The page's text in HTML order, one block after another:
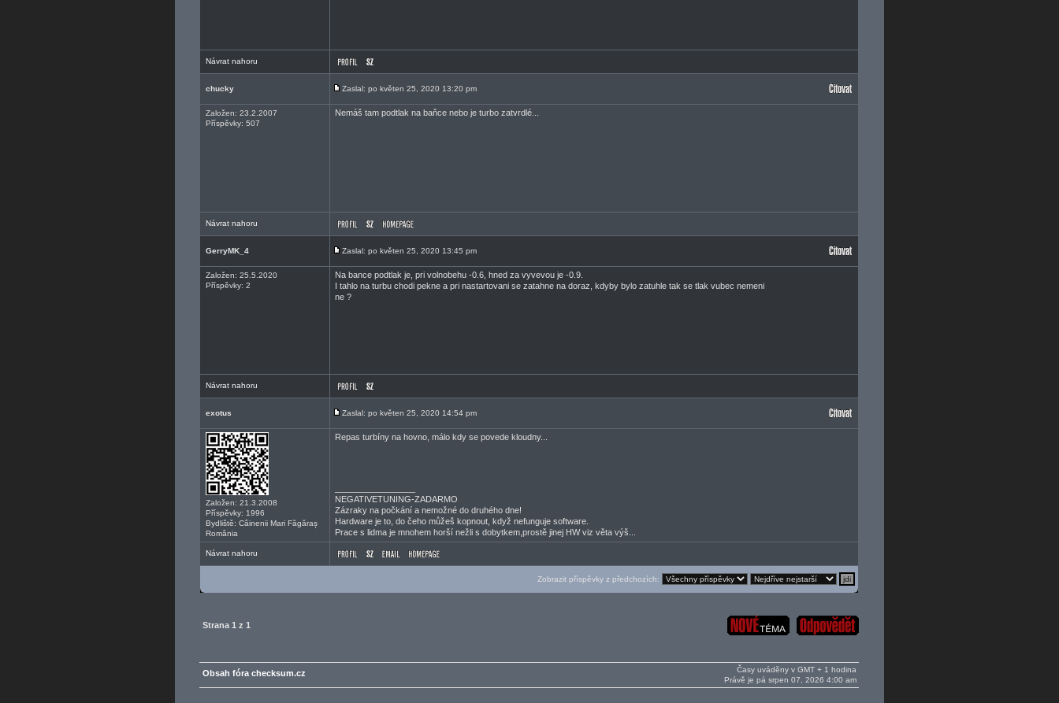
Návrat nahoru
chucky Zaslal: po květen 25, 2020 13:20 pm
Založen: 23.2.2007
Příspěvky: 507
Nemáš tam podtlak na baňce nebo je turbo zatvrdlé...
Návrat nahoru
GerryMK_4 Zaslal: po květen 25, 2020 13:45 pm
Založen: 25.5.2020
Příspěvky: 2
Na bance podtlak je, pri volnobehu -0.6, hned za vyvevou je -0.9.
I tahlo na turbu chodi pekne a pri nastartovani se zatahne na doraz, kdyby bylo zatuhle tak se tlak vubec nemeni
ne ?
Návrat nahoru
exotus Zaslal: po květen 25, 2020 14:54 pm
Založen: 21.3.2008
Příspěvky: 1996
Bydliště: Câinenii Mari Făgăraș
România
Repas turbíny na hovno, málo kdy se povede kloudny...
NEGATIVETUNING-ZADARMO
Zázraky na počkání a nemožné do druhého dne!
Hardware je to, do čeho můžeš kopnout, když nefunguje software.
Prace s lidma je mnohem horší nežli s dobytkem,prostě jinej HW viz věta výš...
Návrat nahoru
Zobrazit příspěvky z předchozích:
Strana 1 z 1
Časy uváděny v GMT + 1 hodina
Právě je pá srpen 07, 2026 4:00 am
Obsah fóra checksum.cz